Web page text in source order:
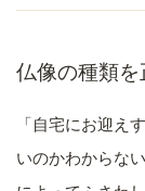
仏像の種類
「自宅にお迎え
いのかわからな